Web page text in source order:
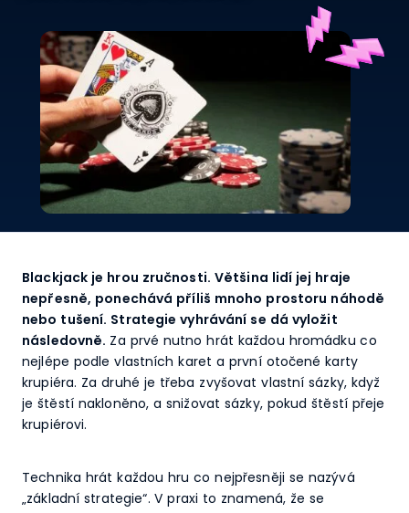
Blackjack je hrou zručnosti. Většina lidí jej hraje
nepřesně, ponechává příliš mnoho prostoru náhodě
nebo tušení. Strategie vyhrávání se dá vyložit
následovně. Za prvé nutno hrát každou hromádku co
nejlépe podle vlastních karet a první otočené karty
krupiéra. Za druhé je třeba zvyšovat vlastní sázky, když
je štěstí nakloněno, a snižovat sázky, pokud štěstí přeje
krupiérovi.
Technika hrát každou hru co nejpřesněji se nazývá
„základní strategie“. V praxi to znamená, že se